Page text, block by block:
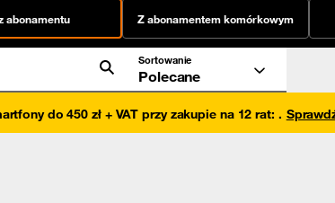
abonamentu Z abonamentem komórkowym
Sortowanie
Polecane
do 450 zł + VAT przy zakupie na 12 rat: .